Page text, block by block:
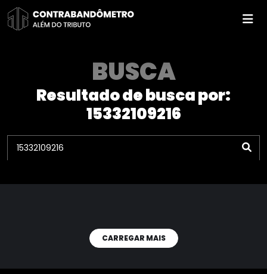
Pular
para
BUSCA
Resultado de busca por:
15332109216
CARREGAR MAIS